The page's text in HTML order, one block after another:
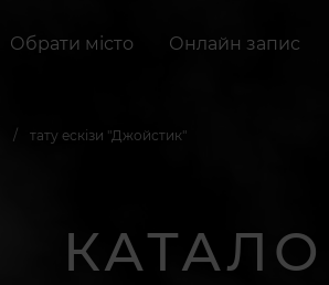
Обрати місто Онлайн запис
тату ескізи "Джойстик"